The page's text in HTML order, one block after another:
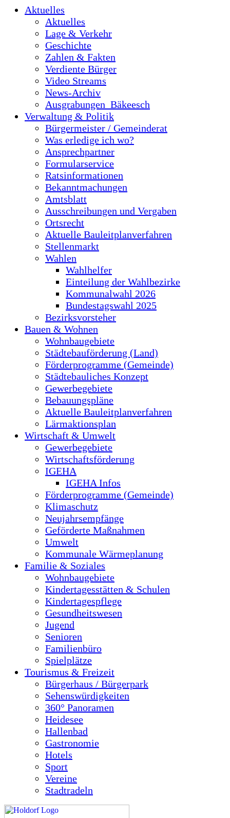
Aktuelles
Aktuelles
Lage & Verkehr
Geschichte
Zahlen & Fakten
Verdiente Bürger
Video Streams
News-Archiv
Ausgrabungen_Bäkeesch
Verwaltung & Politik
Bürgermeister / Gemeinderat
Was erledige ich wo?
Ansprechpartner
Formularservice
Ratsinformationen
Bekanntmachungen
Amtsblatt
Ausschreibungen und Vergaben
Ortsrecht
Aktuelle Bauleitplanverfahren
Stellenmarkt
Wahlen
Wahlhelfer
Einteilung der Wahlbezirke
Kommunalwahl 2026
Bundestagswahl 2025
Bezirksvorsteher
Bauen & Wohnen
Wohnbaugebiete
Städtebauförderung (Land)
Förderprogramme (Gemeinde)
Städtebauliches Konzept
Gewerbegebiete
Bebauungspläne
Aktuelle Bauleitplanverfahren
Lärmaktionsplan
Wirtschaft & Umwelt
Gewerbegebiete
Wirtschaftsförderung
IGEHA
IGEHA Infos
Förderprogramme (Gemeinde)
Klimaschutz
Neujahrsempfänge
Geförderte Maßnahmen
Umwelt
Kommunale Wärmeplanung
Familie & Soziales
Wohnbaugebiete
Kindertagesstätten & Schulen
Kindertagespflege
Gesundheitswesen
Jugend
Senioren
Familienbüro
Spielplätze
Tourismus & Freizeit
Bürgerhaus / Bürgerpark
Sehenswürdigkeiten
360° Panoramen
Heidesee
Hallenbad
Gastronomie
Hotels
Sport
Vereine
Stadtradeln